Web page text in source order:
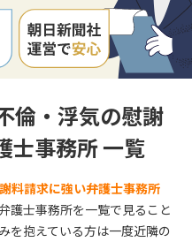
倫・浮気の慰謝
士事務所 一覧
料請求に強い弁護士事務所
護士事務所を一覧で見ること
を抱えている方は一度近隣の